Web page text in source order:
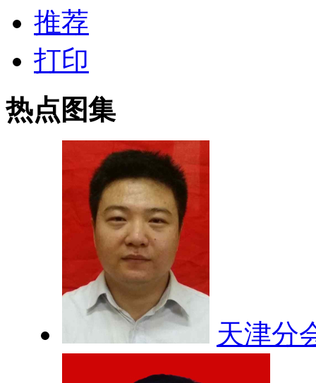
推荐
打印
热点图集
天津分